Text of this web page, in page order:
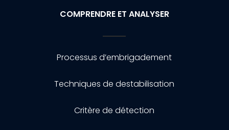
COMPRENDRE ET ANALYSER
Processus d’embrigadement
Techniques de destabilisation
Critère de détection